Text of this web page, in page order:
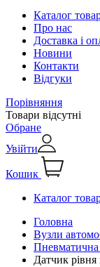
Каталог
Про нас
Доставка і
Новини
Контакти
Відгуки
Порівняння
Товари відсутні
Обране
Увійти
Кошик
Каталог
Головна
Вузли
Пневматична
Датчик